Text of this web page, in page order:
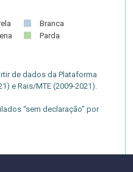
Branca
Parda
de dados da Plataforma
e Rais/MTE (2009-2021).
“sem declaração” por